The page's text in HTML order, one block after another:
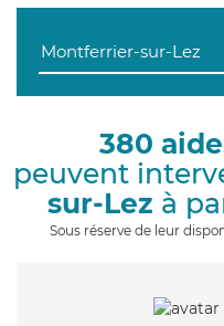
380
peuvent
sur-Lez à
Sous réserve de leur